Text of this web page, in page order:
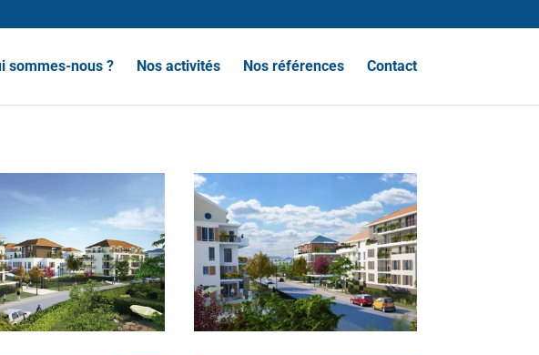
sommes-nous ? Nos activités Nos références Contact